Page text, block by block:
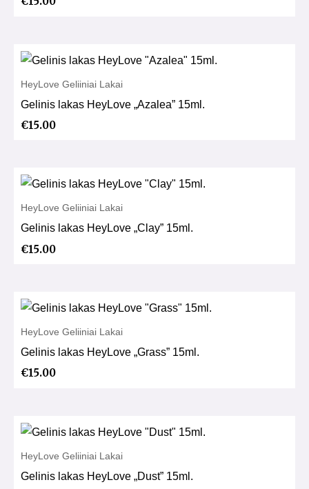
HeyLove Geliiniai Lakai
Gelinis lakas HeyLove „Azalea” 15ml.
€15.00
HeyLove Geliiniai Lakai
Gelinis lakas HeyLove „Clay” 15ml.
€15.00
HeyLove Geliiniai Lakai
Gelinis lakas HeyLove „Grass” 15ml.
€15.00
HeyLove Geliiniai Lakai
Gelinis lakas HeyLove „Dust” 15ml.